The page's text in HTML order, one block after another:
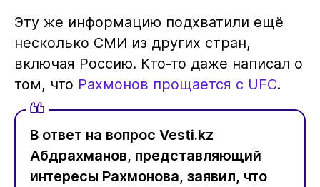
Эту же информацию подхватили ещё
несколько СМИ из других стран,
включая Россию. Кто-то даже написал о
том, что Рахмонов прощается с UFC.
В ответ на вопрос Vesti.kz
Абдрахманов, представляющий
интересы Рахмонова, заявил, что